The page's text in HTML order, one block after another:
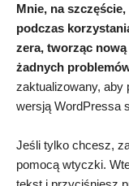
Mnie, na
podczas
zera, tworząc
żadnych
zaktualizowany, aby
wersją WordPressa
Jeśli tylko chcesz,
pomocą wtyczki.